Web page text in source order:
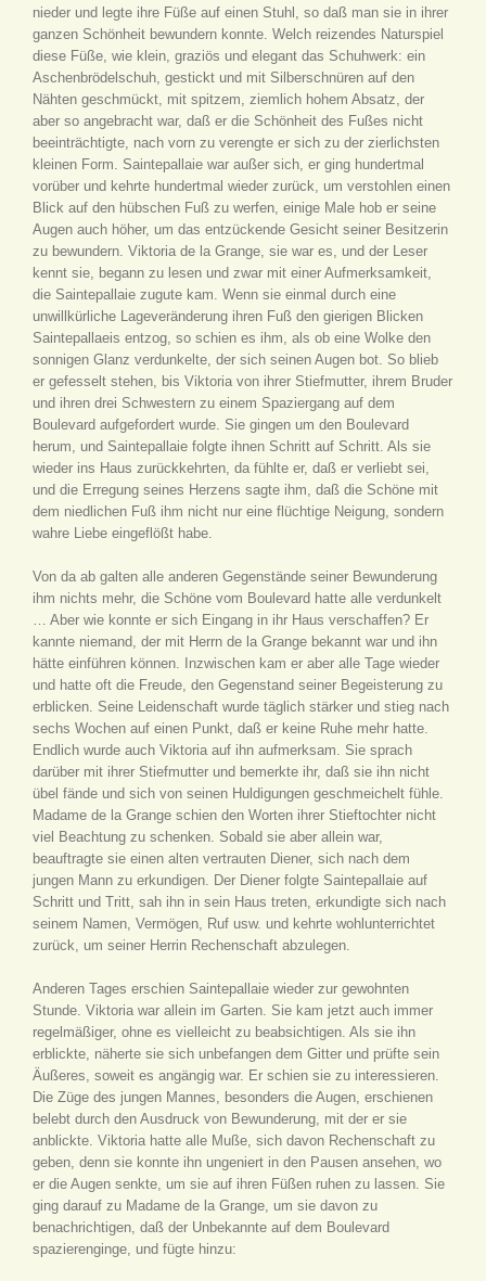
nieder und legte ihre Füße auf einen Stuhl, so daß man sie in ihrer
ganzen Schönheit bewundern konnte. Welch reizendes Naturspiel
diese Füße, wie klein, graziös und elegant das Schuhwerk: ein
Aschenbrödelschuh, gestickt und mit Silberschnüren auf den
Nähten geschmückt, mit spitzem, ziemlich hohem Absatz, der
aber so angebracht war, daß er die Schönheit des Fußes nicht
beeinträchtigte, nach vorn zu verengte er sich zu der zierlichsten
kleinen Form. Saintepallaie war außer sich, er ging hundertmal
vorüber und kehrte hundertmal wieder zurück, um verstohlen einen
Blick auf den hübschen Fuß zu werfen, einige Male hob er seine
Augen auch höher, um das entzückende Gesicht seiner Besitzerin
zu bewundern. Viktoria de la Grange, sie war es, und der Leser
kennt sie, begann zu lesen und zwar mit einer Aufmerksamkeit,
die Saintepallaie zugute kam. Wenn sie einmal durch eine
unwillkürliche Lageveränderung ihren Fuß den gierigen Blicken
Saintepallaeis entzog, so schien es ihm, als ob eine Wolke den
sonnigen Glanz verdunkelte, der sich seinen Augen bot. So blieb
er gefesselt stehen, bis Viktoria von ihrer Stiefmutter, ihrem Bruder
und ihren drei Schwestern zu einem Spaziergang auf dem
Boulevard aufgefordert wurde. Sie gingen um den Boulevard
herum, und Saintepallaie folgte ihnen Schritt auf Schritt. Als sie
wieder ins Haus zurückkehrten, da fühlte er, daß er verliebt sei,
und die Erregung seines Herzens sagte ihm, daß die Schöne mit
dem niedlichen Fuß ihm nicht nur eine flüchtige Neigung, sondern
wahre Liebe eingeflößt habe.
Von da ab galten alle anderen Gegenstände seiner Bewunderung
ihm nichts mehr, die Schöne vom Boulevard hatte alle verdunkelt
… Aber wie konnte er sich Eingang in ihr Haus verschaffen? Er
kannte niemand, der mit Herrn de la Grange bekannt war und ihn
hätte einführen können. Inzwischen kam er aber alle Tage wieder
und hatte oft die Freude, den Gegenstand seiner Begeisterung zu
erblicken. Seine Leidenschaft wurde täglich stärker und stieg nach
sechs Wochen auf einen Punkt, daß er keine Ruhe mehr hatte.
Endlich wurde auch Viktoria auf ihn aufmerksam. Sie sprach
darüber mit ihrer Stiefmutter und bemerkte ihr, daß sie ihn nicht
übel fände und sich von seinen Huldigungen geschmeichelt fühle.
Madame de la Grange schien den Worten ihrer Stieftochter nicht
viel Beachtung zu schenken. Sobald sie aber allein war,
beauftragte sie einen alten vertrauten Diener, sich nach dem
jungen Mann zu erkundigen. Der Diener folgte Saintepallaie auf
Schritt und Tritt, sah ihn in sein Haus treten, erkundigte sich nach
seinem Namen, Vermögen, Ruf usw. und kehrte wohlunterrichtet
zurück, um seiner Herrin Rechenschaft abzulegen.
Anderen Tages erschien Saintepallaie wieder zur gewohnten
Stunde. Viktoria war allein im Garten. Sie kam jetzt auch immer
regelmäßiger, ohne es vielleicht zu beabsichtigen. Als sie ihn
erblickte, näherte sie sich unbefangen dem Gitter und prüfte sein
Äußeres, soweit es angängig war. Er schien sie zu interessieren.
Die Züge des jungen Mannes, besonders die Augen, erschienen
belebt durch den Ausdruck von Bewunderung, mit der er sie
anblickte. Viktoria hatte alle Muße, sich davon Rechenschaft zu
geben, denn sie konnte ihn ungeniert in den Pausen ansehen, wo
er die Augen senkte, um sie auf ihren Füßen ruhen zu lassen. Sie
ging darauf zu Madame de la Grange, um sie davon zu
benachrichtigen, daß der Unbekannte auf dem Boulevard
spazierenginge, und fügte hinzu: